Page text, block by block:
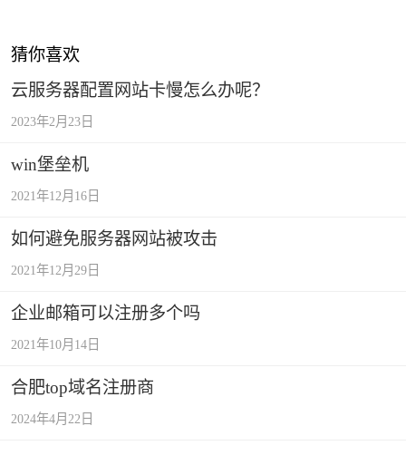
猜你喜欢
云服务器配置网站卡慢怎么办呢？
2023年2月23日
win堡垒机
2021年12月16日
如何避免服务器网站被攻击
2021年12月29日
企业邮箱可以注册多个吗
2021年10月14日
合肥top域名注册商
2024年4月22日